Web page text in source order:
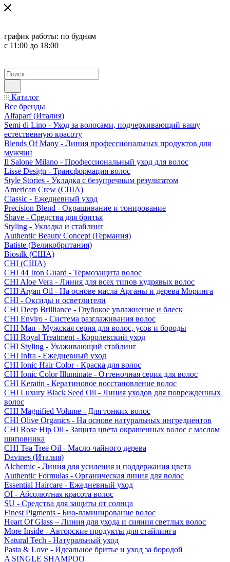
график работы: по будням
с 11:00 до 18:00
Каталог
Все бренды
Alfaparf (Италия)
Semi di Lino - Уход за волосами, подчеркивающий вашу
естественную красоту
Blends Of Many - Линия профессиональных продуктов для
мужчин
Il Salone Milano - Профессиональный уход для волос
Lisse Design - Трансформация волос
Style Stories - Укладка с безупречным результатом
American Crew (США)
Classic - Ежедневный уход
Precision Blend - Окрашивание и тонирование
Shave - Средства для бритья
Styling - Укладка и стайлинг
Authentic Beauty Concept (Германия)
Batiste (Великобритания)
Biosilk (США)
CHI (США)
CHI 44 Iron Guard - Термозащита волос
CHI Aloe Vera - Линия для всех типов кудрявых волос
CHI Argan Oil - На основе масла Арганы и дерева Моринга
CHI - Оксиды и осветлители
CHI Deep Brilliance - Глубокое увлажнение и блеск
CHI Enviro - Система разглаживания волос
CHI Man - Мужская серия для волос, усов и бороды
CHI Royal Treatment - Королевский уход
CHI Styling - Ухаживающий стайлинг
CHI Infra - Ежедневный уход
CHI Ionic Hair Color - Краска для волос
CHI Ionic Color Illuminate - Оттеночная серия для волос
CHI Keratin - Кератиновое восстановление волос
CHI Luxury Black Seed Oil - Линия уходов для поврежденных
волос
CHI Magnified Volume - Для тонких волос
CHI Olive Organics - На основе натуральных ингредиентов
CHI Rose Hip Oil - Защита цвета окрашенных волос с маслом
шиповника
CHI Tea Tree Oil - Масло чайного дерева
Davines (Италия)
Alchemic - Линия для усиления и поддержания цвета
Authentic Formulas - Органическая линия для волос
Essential Haircare - Eжедневный уход
OI - Абсолютная красота волос
SU - Средства для защиты от солнца
Finest Pigments - Био-ламинирование волос
Heart Of Glass – Линия для ухода и сияния светлых волос
More Inside - Авторские продукты для стайлинга
Natural Tech - Натуральный уход
Pasta & Love - Идеальное бритье и уход за бородой
A SINGLE SHAMPOO